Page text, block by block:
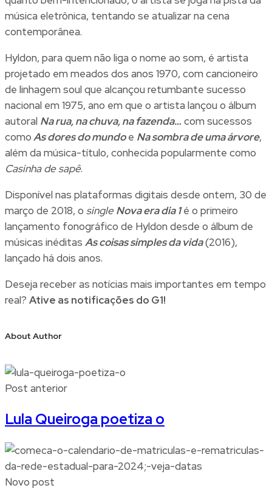
música eletrônica, tentando se atualizar na cena
contemporânea.
Hyldon, para quem não liga o nome ao som, é artista
projetado em meados dos anos 1970, com cancioneiro
de linhagem soul que alcançou retumbante sucesso
nacional em 1975, ano em que o artista lançou o álbum
autoral Na rua, na chuva, na fazenda… com sucessos
comoAs dores do mundoe Na sombra de uma árvore,
além da música-título, conhecida popularmente como
Casinha de sapê.
Disponível nas plataformas digitais desde ontem, 30 de
março de 2018, o single Nova era dia 1é o primeiro
lançamento fonográfico de Hyldon desde o álbum de
músicas inéditas As coisas simples da vida(2016),
lançado há dois anos.
Deseja receber as notícias mais importantes em tempo
real? Ative as notificações do G1!
About Author
Post anterior
Lula Queiroga poetiza o
Novo post